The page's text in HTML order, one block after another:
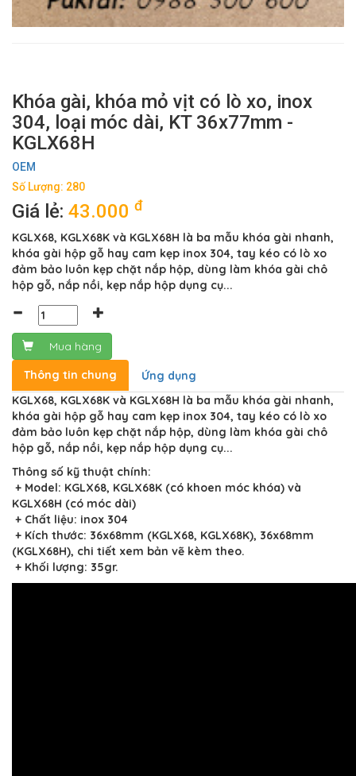
Khóa gài, khóa mỏ vịt có lò xo, inox
304, loại móc dài, KT 36x77mm -
KGLX68H
OEM
Số Lượng: 280
Giá lẻ: 43.000 đ
KGLX68, KGLX68K và KGLX68H là ba mẫu khóa gài nhanh,
khóa gài hộp gỗ hay cam kẹp inox 304, tay kéo có lò xo
đảm bảo luôn kẹp chặt nắp hộp, dùng làm khóa gài chô
hộp gỗ, nắp nồi, kẹp nắp hộp dụng cụ...
Mua hàng
Thông tin chung
Ứng dụng
KGLX68, KGLX68K và KGLX68H là ba mẫu khóa gài nhanh,
khóa gài hộp gỗ hay cam kẹp inox 304, tay kéo có lò xo
đảm bảo luôn kẹp chặt nắp hộp, dùng làm khóa gài chô
hộp gỗ, nắp nồi, kẹp nắp hộp dụng cụ...
Thông số kỹ thuật chính:
+ Model: KGLX68, KGLX68K (có khoen móc khóa) và
KGLX68H (có móc dài)
+ Chất liệu: inox 304
+ Kích thước: 36x68mm (KGLX68, KGLX68K), 36x68mm
(KGLX68H), chi tiết xem bản vẽ kèm theo.
+ Khối lượng: 35gr.